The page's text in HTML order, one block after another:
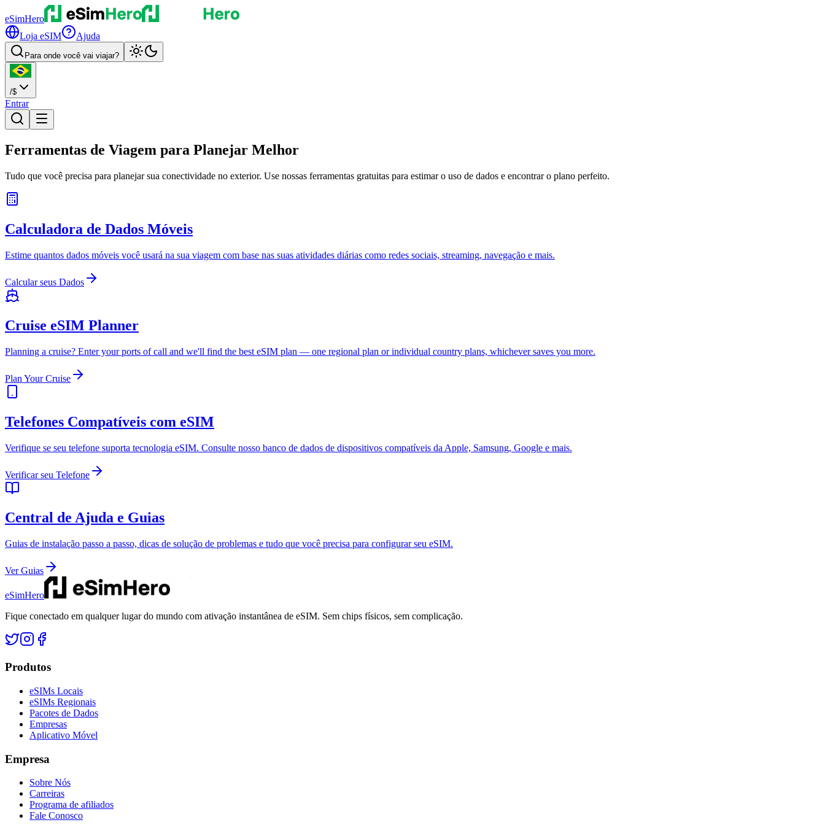
eSimHero
Loja eSIM
Ajuda
Para onde você vai viajar?
/$
Entrar
Ferramentas de Viagem para Planejar Melhor
Tudo que você precisa para planejar sua conectividade no exterior. Use nossas ferramentas gratuitas para estimar o uso de dados e encontrar o plano perfeito.
Calculadora de Dados Móveis
Estime quantos dados móveis você usará na sua viagem com base nas suas atividades diárias como redes sociais, streaming, navegação e mais.
Calcular seus Dados
Cruise eSIM Planner
Planning a cruise? Enter your ports of call and we'll find the best eSIM plan — one regional plan or individual country plans, whichever saves you more.
Plan Your Cruise
Telefones Compatíveis com eSIM
Verifique se seu telefone suporta tecnologia eSIM. Consulte nosso banco de dados de dispositivos compatíveis da Apple, Samsung, Google e mais.
Verificar seu Telefone
Central de Ajuda e Guias
Guias de instalação passo a passo, dicas de solução de problemas e tudo que você precisa para configurar seu eSIM.
Ver Guias
eSimHero
Fique conectado em qualquer lugar do mundo com ativação instantânea de eSIM. Sem chips físicos, sem complicação.
Produtos
eSIMs Locais
eSIMs Regionais
Pacotes de Dados
Empresas
Aplicativo Móvel
Empresa
Sobre Nós
Carreiras
Programa de afiliados
Fale Conosco